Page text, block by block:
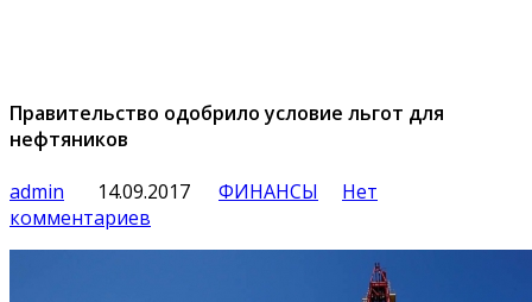
Правительство одобрило условие льгот для
нефтяников
admin
14.09.2017 ФИНАНСЫ
Нет
комментариев